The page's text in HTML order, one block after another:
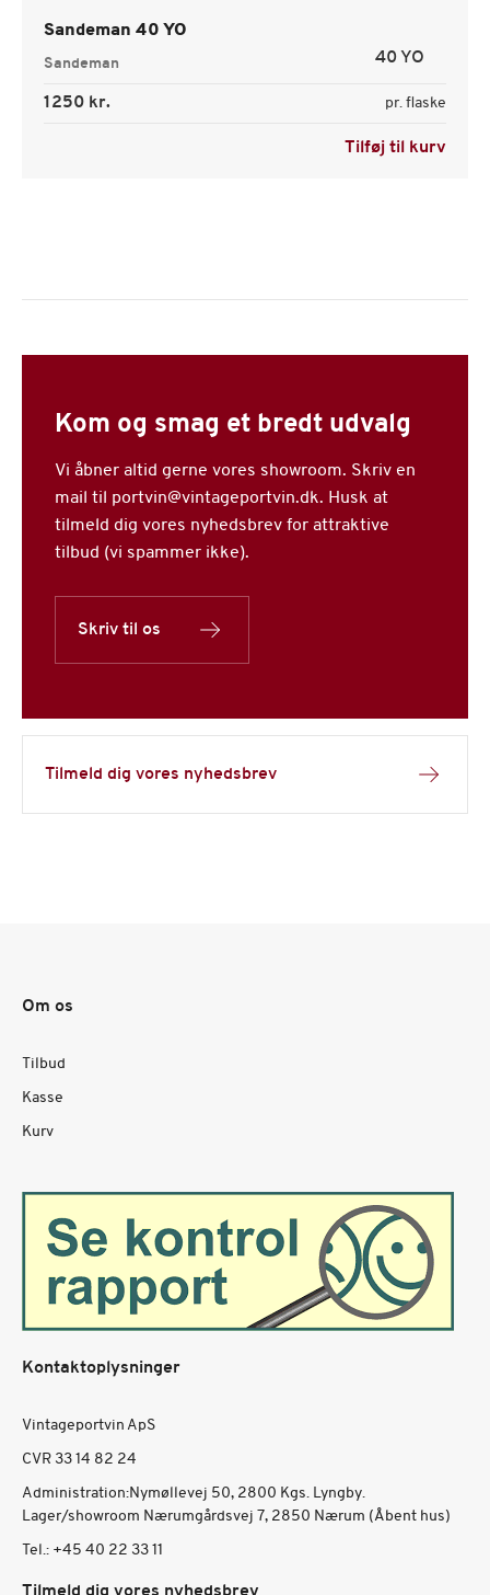
Sandeman 40 YO
Sandeman 40 YO
1250 kr. pr. flaske
Tilføj til kurv
Tilmeld dig vores nyhedsbrev
Kom og smag et bredt udvalg
Vi åbner altid gerne vores showroom. Skriv en
mail til portvin@vintageportvin.dk. Husk at
tilmeld dig vores nyhedsbrev for attraktive
tilbud (vi spammer ikke).
Skriv til os
Om os
Tilbud
Kasse
Kurv
Kontaktoplysninger
Vintageportvin ApS
CVR 33 14 82 24
Administration:Nymøllevej 50, 2800 Kgs. Lyngby.
Lager/showroom Nærumgårdsvej 7, 2850 Nærum (Åbent hus)
Tel.: +45 40 22 33 11